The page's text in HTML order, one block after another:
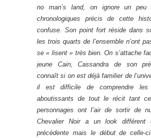
no man’s land, on ignore un peu
chronologiques précis de cette
confuse. Son point fort réside dans
les trois quarts de l’ensemble n’ont
se « lisent » très bien. On s’attache
jeune Cain, Cassandra de son
connaît si on est déjà familier de
il est difficile de comprendre les
aboutissants de tout le récit tant
personnages ont l’air de sortir de
Chevalier Noir a un look différent
précédente mais le début de celle-